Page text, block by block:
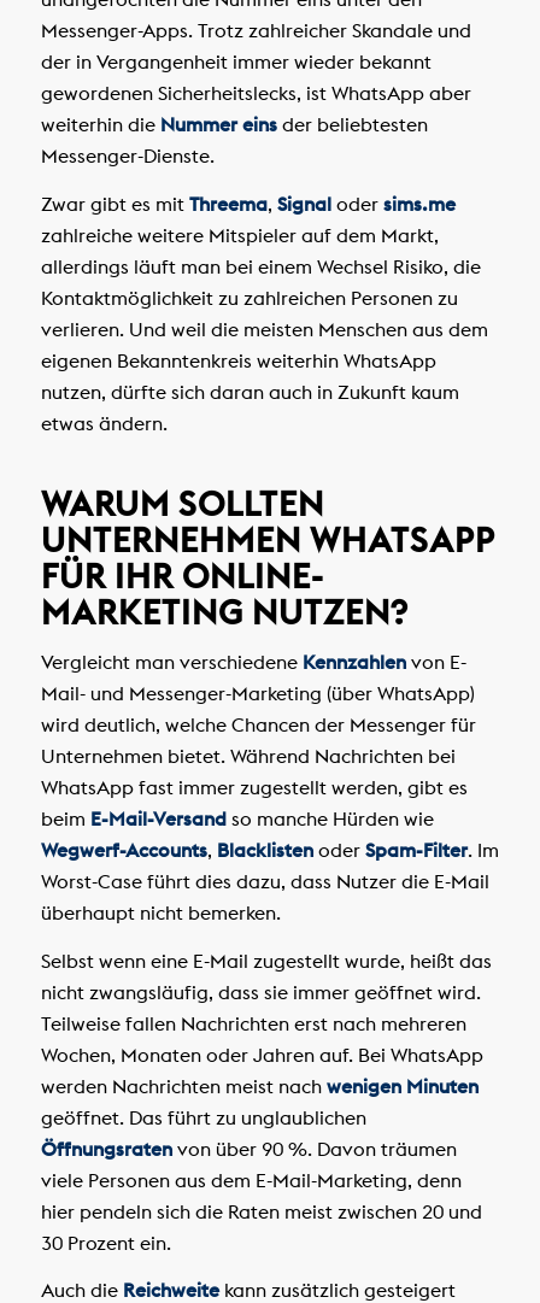
Messenger-Apps. Trotz zahlreicher Skandale und
der in Vergangenheit immer wieder bekannt
gewordenen Sicherheitslecks, ist WhatsApp aber
weiterhin die Nummer einsder beliebtesten
Messenger-Dienste.
Zwar gibt es mit Threema, Signaloder sims.me
zahlreiche weitere Mitspieler auf dem Markt,
allerdings läuft man bei einem Wechsel Risiko, die
Kontaktmöglichkeit zu zahlreichen Personen zu
verlieren. Und weil die meisten Menschen aus dem
eigenen Bekanntenkreis weiterhin WhatsApp
nutzen, dürfte sich daran auch in Zukunft kaum
etwas ändern.
WARUM SOLLTEN
UNTERNEHMEN WHATSAPP
FÜR IHR ONLINE-
MARKETING NUTZEN?
Vergleicht man verschiedene Kennzahlenvon E-
Mail- und Messenger-Marketing (über WhatsApp)
wird deutlich, welche Chancen der Messenger für
Unternehmen bietet. Während Nachrichten bei
WhatsApp fast immer zugestellt werden, gibt es
beim E-Mail-Versandso manche Hürden wie
Wegwerf-Accounts, Blacklistenoder Spam-Filter. Im
Worst-Case führt dies dazu, dass Nutzer die E-Mail
überhaupt nicht bemerken.
Selbst wenn eine E-Mail zugestellt wurde, heißt das
nicht zwangsläufig, dass sie immer geöffnet wird.
Teilweise fallen Nachrichten erst nach mehreren
Wochen, Monaten oder Jahren auf. Bei WhatsApp
werden Nachrichten meist nach wenigen Minuten
geöffnet. Das führt zu unglaublichen
Öffnungsratenvon über 90 %. Davon träumen
viele Personen aus dem E-Mail-Marketing, denn
hier pendeln sich die Raten meist zwischen 20 und
30 Prozent ein.
Auch die Reichweitekann zusätzlich gesteigert